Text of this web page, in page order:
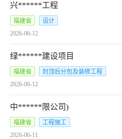
兴******工程
福建省
设计
2026-06-12
绿******建设项目
福建省
封顶后分包及装修工程
2026-06-12
中******限公司)
福建省
工程施工
2026-06-11